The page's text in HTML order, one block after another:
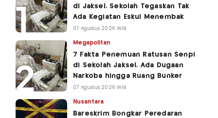
di Jaksel, Sekolah Tegaskan Tak
Ada Kegiatan Eskul Menembak
07 Agustus 2026 WIB
Megapolitan
7 Fakta Penemuan Ratusan Senpi
di Sekolah Jaksel, Ada Dugaan
Narkoba hingga Ruang Bunker
07 Agustus 2026 WIB
Nusantara
Bareskrim Bongkar Peredaran